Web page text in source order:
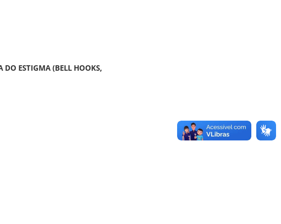
DO ESTIGMA (BELL HOOKS,